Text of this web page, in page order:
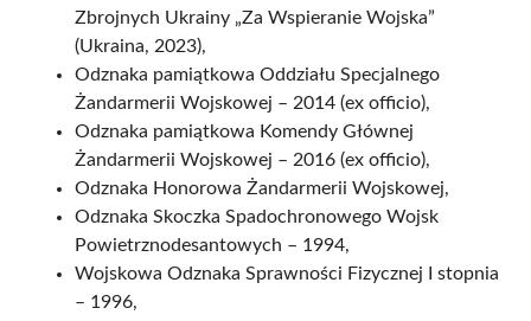
Zbrojnych Ukrainy „Za Wspieranie Wojska”
(Ukraina, 2023),
Odznaka pamiątkowa Oddziału Specjalnego
Żandarmerii Wojskowej – 2014 (ex officio),
Odznaka pamiątkowa Komendy Głównej
Żandarmerii Wojskowej – 2016 (ex officio),
Odznaka Honorowa Żandarmerii Wojskowej,
Odznaka Skoczka Spadochronowego Wojsk
Powietrznodesantowych – 1994,
Wojskowa Odznaka Sprawności Fizycznej I stopnia
– 1996,